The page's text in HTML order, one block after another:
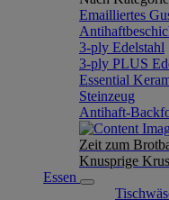
Emailliertes
3-ply Edelstahl
3-ply PLUS
Essential
Steinzeug
Antihaft-
Zeit zum
Knusprige
Essen